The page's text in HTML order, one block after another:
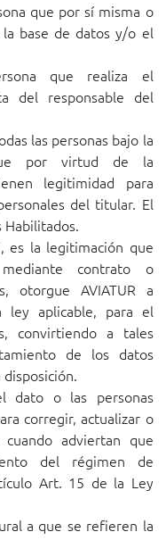
que por sí misma o
base de datos y/o el
que realiza el
del responsable del
las personas bajo la
por virtud de la
legitimidad para
del titular. El
, es la legitimación que
contrato o
otorgue AVIATUR a
ley aplicable, para el
convirtiendo a tales
de los datos
dato o las personas
corregir, actualizar o
adviertan que
del régimen de
Art. 15 de la Ley
a que se refieren la